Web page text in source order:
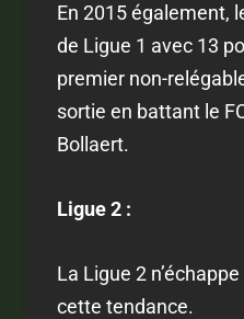
En 2015 également,
de Ligue 1 avec 13
premier non-
sortie en battant le
Bollaert.
Ligue 2 :
La Ligue 2
cette tendance.